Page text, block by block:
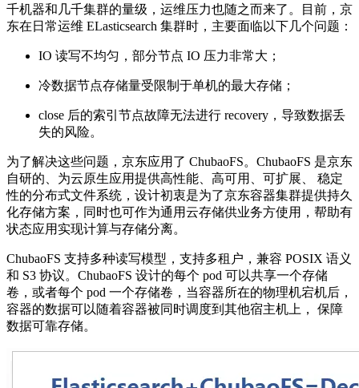
千机器和几千集群的量级，运维压力也随之而来了。目前，京
东在日常运维 ELasticsearch 集群时，主要面临以下几个问题：
IO 读写不均匀，部分节点 IO 压力非常大；
冷数据节点存储量受限制于单机的最大存储；
close 后的索引节点故障无法进行 recovery，导致数据丢
失的风险。
为了解决这些问题，京东应用了 ChubaoFS。ChubaoFS 是京东
自研的、为云原生应用提供高性能、高可用、可扩展、 稳定
性的分布式文件系统，设计初衷是为了京东容器集群提供持久
化存储方案，同时也可作为通用云存储供业务方使用，帮助有
状态应用实现计算与存储分离。
ChubaoFS 支持多种读写模型，支持多租户，兼容 POSIX 语义
和 S3 协议。ChubaoFS 设计的每个 pod 可以共享一个存储
卷，或者每个 pod 一个存储卷，当容器所在的物理机宕机后，
容器的数据可以随着容器被同时调度到其他宿主机上， 保障
数据可靠存储。